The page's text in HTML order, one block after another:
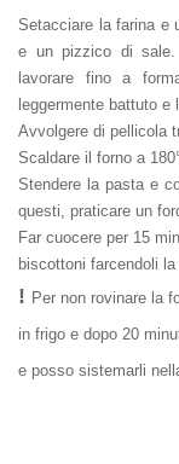
Setacciare la farina e
e un pizzico di sale.
lavorare fino a
leggermente battuto e
Avvolgere di pellicola
Scaldare il forno a
Stendere la pasta e
questi, praticare un
Far cuocere per 15
biscottoni farcendoli
! Per non rovinare la
in frigo e dopo 20
e posso sistemarli